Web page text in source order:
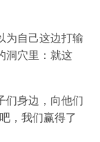
为自己这边打输
洞穴里：就这
们身边，向他们
，我们赢得了